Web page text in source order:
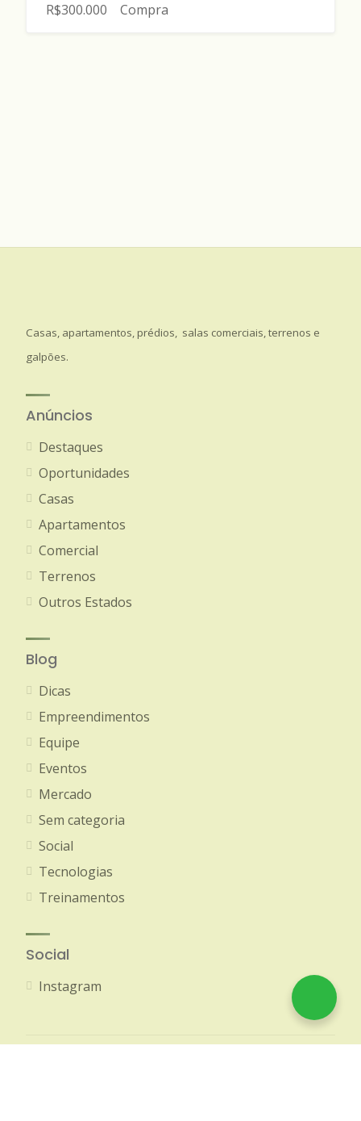
R$300.000 Compra
Casas, apartamentos, prédios, salas comerciais, terrenos e
galpões.
Anúncios
Destaques
Oportunidades
Casas
Apartamentos
Comercial
Terrenos
Outros Estados
Blog
Dicas
Empreendimentos
Equipe
Eventos
Mercado
Sem categoria
Social
Tecnologias
Treinamentos
Social
Instagram